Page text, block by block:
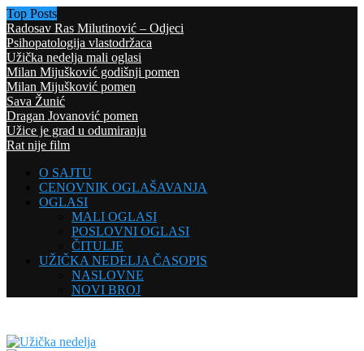
Top Posts
Radosav Ras Milutinović – Odjeci
Psihopatologija vlastodržaca
Užička nedelja mali oglasi
Milan Mijušković godišnji pomen
Milan Mijušković pomen
Sava Žunić
Dragan Jovanović pomen
Užice je grad u odumiranju
Rat nije film
O SAJTU
CENOVNIK OGLAŠAVANJA
OGLASI
MALI OGLASI
POSLOVNI OGLASI
ČITULJE
UŽIČKA NEDELJA ČASOPIS
NASLOVNE
NOVI BROJ